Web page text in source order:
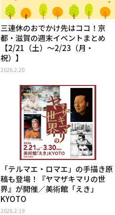
三連休のおでかけ先はココ！京
都・滋賀の週末イベントまとめ
【2/21（土）〜2/23（月・
祝）】
2026.2.20
「テルマエ・ロマエ」の手描き原
稿も登場！『ヤマザキマリの世
界』が開催／美術館「えき」
KYOTO
2026.2.19